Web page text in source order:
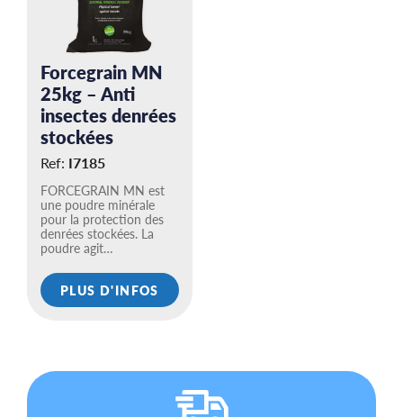
Forcegrain MN
25kg – Anti
insectes denrées
stockées
Ref: I7185
FORCEGRAIN MN est
une poudre minérale
pour la protection des
denrées stockées. La
poudre agit…
PLUS D'INFOS